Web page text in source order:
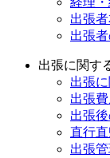
出張
出張
出張に関す
出張
出張
出張
直行
出張